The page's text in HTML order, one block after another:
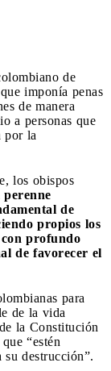
de
imponía penas
de manera
a personas que
por la
los obispos
de
propios los
profundo
de favorecer el
para
de la vida
la Constitución
“estén
su destrucción”.